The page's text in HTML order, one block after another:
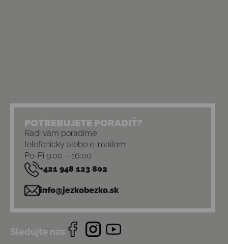
POTREBUJETE PORADIŤ?
Radi vám poradíme
telefonicky alebo e-mailom
Po-Pi 9:00 – 16:00
+421 948 123 802
info@jezkobezko.sk
Sledujte nás